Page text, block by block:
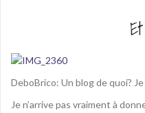
DeboBrico: Un blog de quoi?
Je n’arrive pas vraiment à